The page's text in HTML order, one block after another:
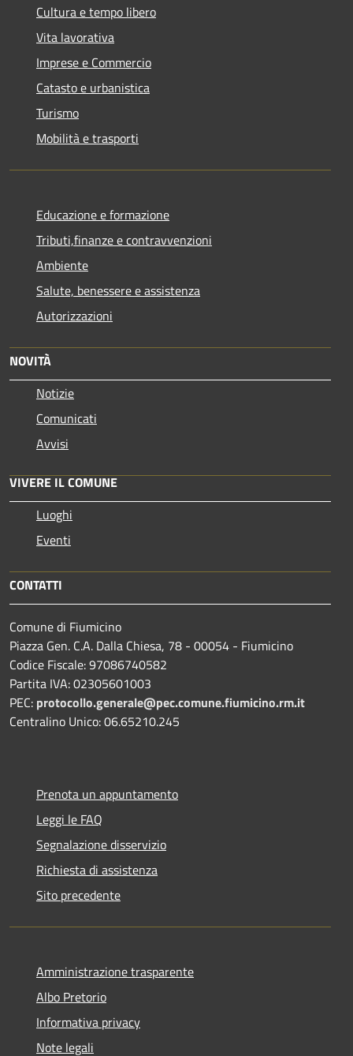
Cultura e tempo libero
Vita lavorativa
Imprese e Commercio
Catasto e urbanistica
Turismo
Mobilità e trasporti
Educazione e formazione
Tributi,finanze e contravvenzioni
Ambiente
Salute, benessere e assistenza
Autorizzazioni
NOVITÀ
Notizie
Comunicati
Avvisi
VIVERE IL COMUNE
Luoghi
Eventi
CONTATTI
Comune di Fiumicino
Piazza Gen. C.A. Dalla Chiesa, 78 - 00054 - Fiumicino
Codice Fiscale: 97086740582
Partita IVA: 02305601003
PEC: protocollo.generale@pec.comune.fiumicino.rm.it
Centralino Unico: 06.65210.245
Prenota un appuntamento
Leggi le FAQ
Segnalazione disservizio
Richiesta di assistenza
Sito precedente
Amministrazione trasparente
Albo Pretorio
Informativa privacy
Note legali